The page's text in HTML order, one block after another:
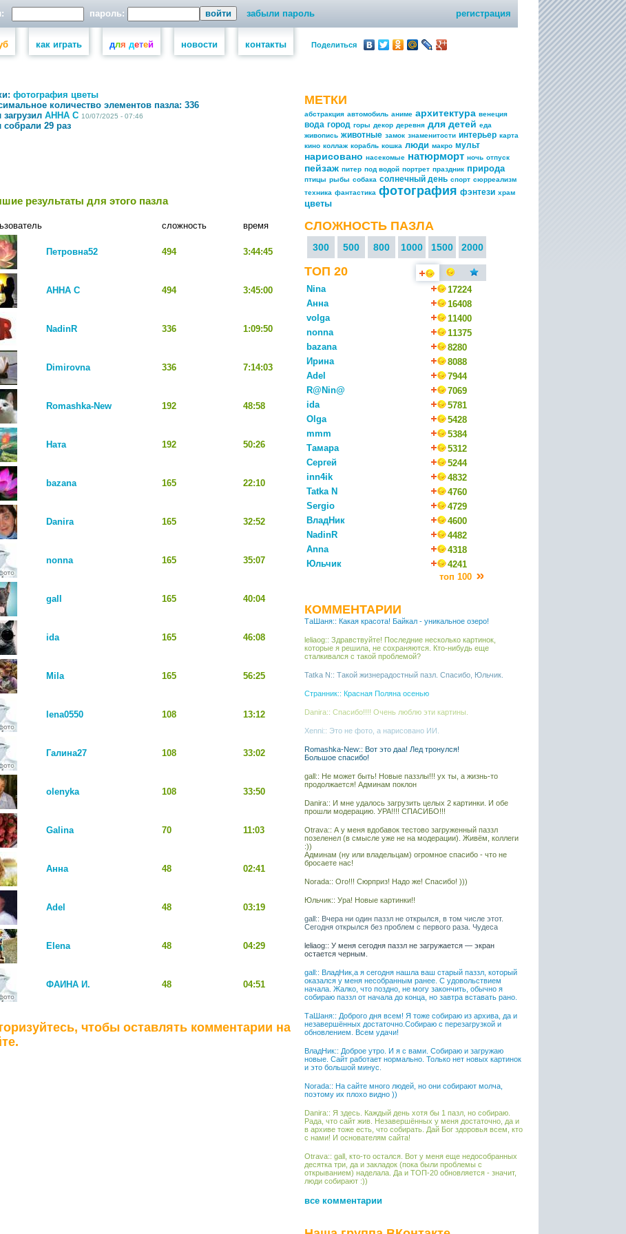
пароль: забыли пароль регистрация
как играть для детей новости контакты Поделиться
фотография цветы
количество элементов пазла: 336
загрузил АННА С 10/07/2025 - 07:46
собрали 29 раз
результаты для этого пазла
сложность время
Петровна52 494 3:44:45
АННА С 494 3:45:00
NadinR 336 1:09:50
Dimirovna 336 7:14:03
Romashka-New 192 48:58
Ната 192 50:26
bazana 165 22:10
Danira 165 32:52
nonna 165 35:07
gall 165 40:04
ida 165 46:08
Mila 165 56:25
lena0550 108 13:12
Галина27 108 33:02
olenyka 108 33:50
Galina 70 11:03
Анна 48 02:41
Adel 48 03:19
Elena 48 04:29
ФАИНА И. 48 04:51
чтобы оставлять комментарии на
МЕТКИ
абстракция автомобиль аниме архитектура венеция
вода город горы декор деревня для детей еда
живопись животные замок знаменитости интерьер карта
кино коллаж корабль кошка люди макро мульт
нарисовано насекомые натюрморт ночь отпуск
пейзаж питер под водой портрет праздник природа
птицы рыбы собака солнечный день спорт сюрреализм
техника фантастика фотография фэнтези храм
цветы
СЛОЖНОСТЬ ПАЗЛА
300 500 800 1000 1500 2000
ТОП 20
Nina
17224
Анна
16408
volga
11400
nonna
11375
bazana
8280
Ирина
8088
Adel
7944
R@Nin@
7069
ida
5781
Olga
5428
mmm
5384
Тамара
5312
Сергей
5244
inn4ik
4832
Tatka N
4760
Sergio
4729
ВладНик
4600
NadinR
4482
Anna
4318
Юльчик
4241
топ 100
КОММЕНТАРИИ
ТаШаня:: Какая красота! Байкал - уникальное озеро!
leliaog:: Здравствуйте! Последние несколько картинок,
которые я решила, не сохраняются. Кто-нибудь еще
сталкивался с такой проблемой?
Tatka N:: Такой жизнерадостный пазл. Спасибо, Юльчик.
Странник:: Красная Поляна осенью
Danira:: Спасибо!!!! Очень люблю эти картины.
Xenni:: Это не фото, а нарисовано ИИ.
Romashka-New:: Вот это даа! Лед тронулся!
Большое спасибо!
gall:: Не может быть! Новые паззлы!!! ух ты, а жизнь-то
продолжается! Админам поклон
Danira:: И мне удалось загрузить целых 2 картинки. И обе
прошли модерацию. УРА!!!! СПАСИБО!!!
Otrava:: А у меня вдобавок тестово загруженный паззл
позеленел (в смысле уже не на модерации). Живём, коллеги
:))
Админам (ну или владельцам) огромное спасибо - что не
бросаете нас!
Norada:: Ого!!! Сюрприз! Надо же! Спасибо! )))
Юльчик:: Ура! Новые картинки!!
gall:: Вчера ни один паззл не открылся, в том числе этот.
Сегодня открылся без проблем с первого раза. Чудеса
leliaog:: У меня сегодня паззл не загружается — экран
остается черным.
gall:: ВладНик,а я сегодня нашла ваш старый паззл, который
оказался у меня несобранным ранее. С удовольствием
начала. Жалко, что поздно, не могу закончить, обычно я
собираю паззл от начала до конца, но завтра вставать рано.
ТаШаня:: Доброго дня всем! Я тоже собираю из архива, да и
незавершённых достаточно.Собираю с перезагрузкой и
обновлением. Всем удачи!
ВладНик:: Доброе утро. И я с вами. Собираю и загружаю
новые. Сайт работает нормально. Только нет новых картинок
и это большой минус.
Norada:: На сайте много людей, но они собирают молча,
поэтому их плохо видно ))
Danira:: Я здесь. Каждый день хотя бы 1 пазл, но собираю.
Рада, что сайт жив. Незавершённых у меня достаточно, да и
в архиве тоже есть, что собирать. Дай Бог здоровья всем, кто
с нами! И основателям сайта!
Otrava:: gall, кто-то остался. Вот у меня еще недособранных
десятка три, да и закладок (пока были проблемы с
открыванием) наделала. Да и ТОП-20 обновляется - значит,
люди собирают :))
все комментарии